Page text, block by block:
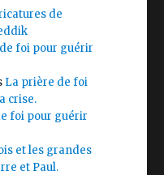
de
foi pour guérir
La prière de foi
crise.
foi pour guérir
et les grandes
et Paul.